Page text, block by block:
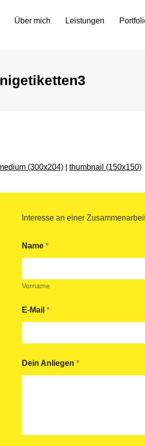
Über mich Leistungen
(300x204) thumbnail (150x150)
Interesse an einer
Name *
Vorname
E-Mail *
Dein Anliegen *